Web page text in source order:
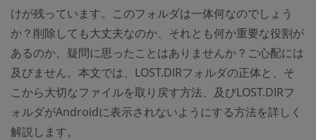
けが残っています。このフォルダは一体何なのでしょう
か？削除しても大丈夫なのか、それとも何か重要な役割が
あるのか、疑問に思ったことはありませんか？ご心配には
及びません。本文では、LOST.DIRフォルダの正体と、そ
こから大切なファイルを取り戻す方法、及びLOST.DIRフ
ォルダがAndroidに表示されないようにする方法を詳しく
解説します。